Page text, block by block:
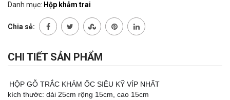
Danh mục: Hộp khảm trai
Chia sẻ:
CHI TIẾT SẢN PHẨM
HỘP GỖ TRẮC KHẢM ỐC SIÊU KỸ VÍP NHẤT
kích thước: dài 25cm rộng 15cm, cao 15cm